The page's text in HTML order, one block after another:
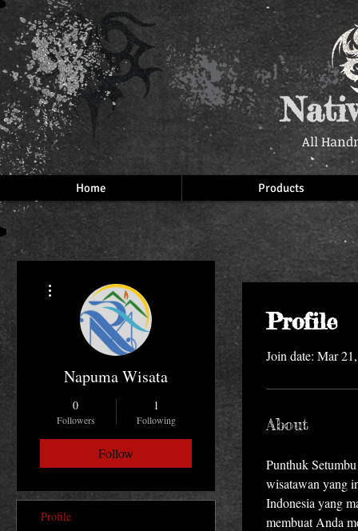
All
Home Products
Profile
Join date: Mar
About
Punthuk
wisatawan yang
Indonesia yang
membuat Anda
Napuma Wisata
0
Followers
1
Following
Follow
Profile